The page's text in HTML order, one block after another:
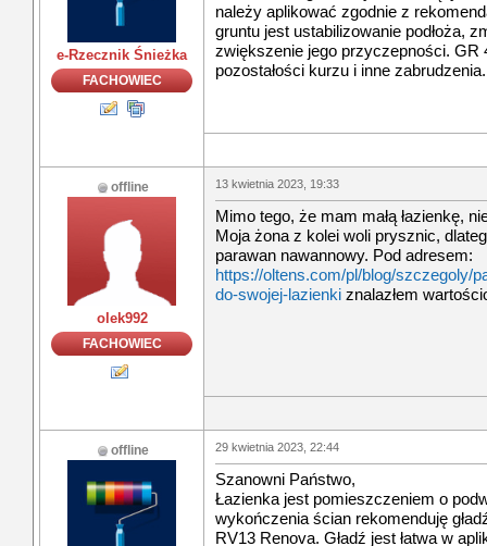
e-Rzecznik Śnieżka
FACHOWIEC
należy aplikować zgodnie z
gruntu jest ustabilizowanie podłoża,
zwiększenie jego przyczepności. GR
pozostałości kurzu i inne zabrudzenia.
offline
olek992
FACHOWIEC
13 kwietnia 2023, 19:33
Mimo tego, że mam małą łazienkę,
Moja żona z kolei woli prysznic,
parawan nawannowy. Pod adresem:
https://oltens.com/pl/blog/szczegoly/
do-swojej-lazienki znalazłem
offline 29 kwietnia 2023, 22:44
Szanowni Państwo,
Łazienka jest pomieszczeniem o
wykończenia ścian rekomenduję
RV13 Renova. Gładź jest łatwa w